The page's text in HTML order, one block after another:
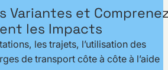
Variantes et
les Impacts
les trajets, l’utilisation des
de transport côte à côte à l’aide